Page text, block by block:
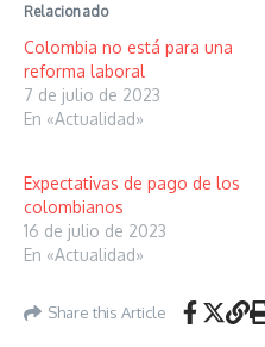
Relacionado
Colombia no está para una
reforma laboral
7 de julio de 2023
En «Actualidad»
Expectativas de pago de los
colombianos
16 de julio de 2023
En «Actualidad»
Share this Article